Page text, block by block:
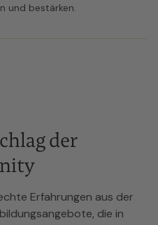
und bestärken.
der
Erfahrungen aus der
die in